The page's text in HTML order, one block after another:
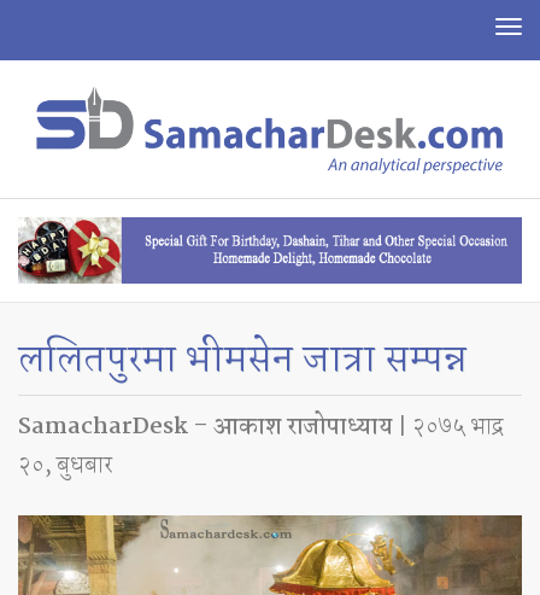
ललितपुरमा भीमसेन जात्रा सम्पन्न
SamacharDesk – आकाश राजोपाध्याय | २०७५ भाद्र
२०, बुधबार